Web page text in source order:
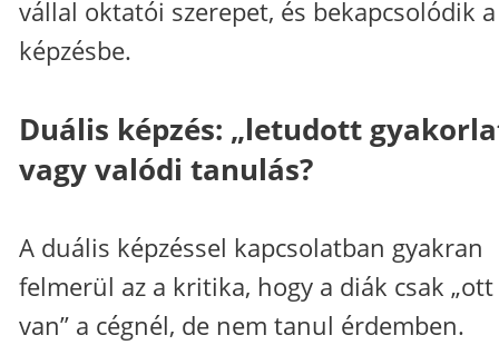
vállal oktatói szerepet, és bekapcsolódik a
képzésbe.
Duális képzés: „letudott
vagy valódi tanulás?
A duális képzéssel kapcsolatban gyakran
felmerül az a kritika, hogy a diák csak „ott
van” a cégnél, de nem tanul érdemben.